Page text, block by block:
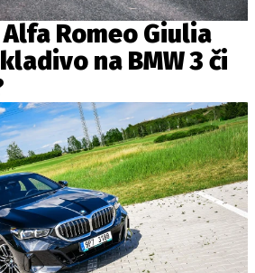
Romeo Giulia
na BMW 3 či